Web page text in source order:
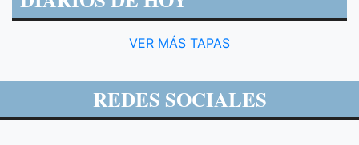
VER MÁS TAPAS
REDES SOCIALES